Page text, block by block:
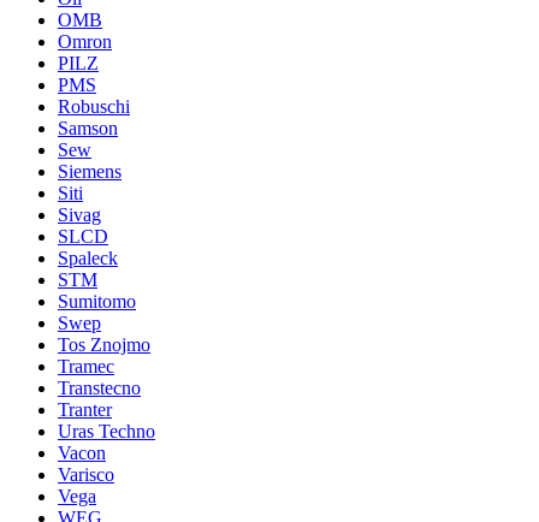
OMB
Omron
PILZ
PMS
Robuschi
Samson
Sew
Siemens
Siti
Sivag
SLCD
Spaleck
STM
Sumitomo
Swep
Tos Znojmo
Tramec
Transtecno
Tranter
Uras Techno
Vacon
Varisco
Vega
WEG